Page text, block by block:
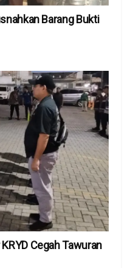
Barang Bukti
Cegah Tawuran